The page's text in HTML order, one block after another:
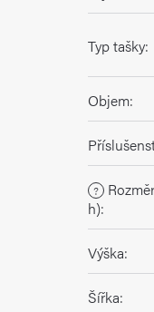
Typ tašky:
Objem:
?
h):
Výška:
Šířka: